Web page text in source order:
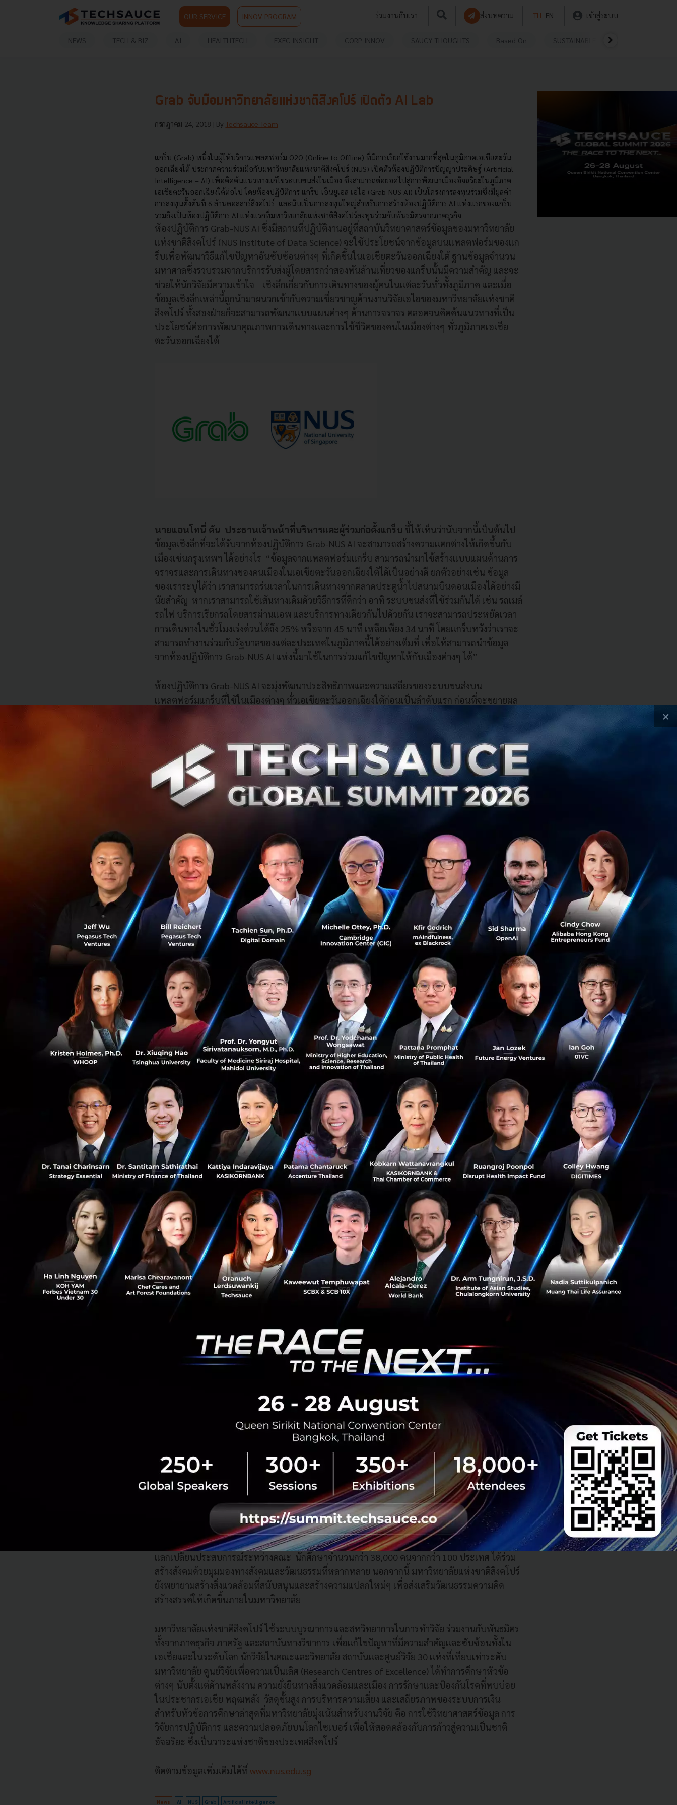
OUR SERVICE INNOV PROGRAM ร่วมงานกับเรา ส่งบทความ TH EN เข้าสู่ระบบ
NEWS TECH & BIZ AI HEALTHTECH EXEC INSIGHT CORP INNOV SAUCY THOUGHTS Based On SUSTAINABLE
0
126
Grab จับมือมหาวิทยาลัยแห่งชาติสิงคโปร์ เปิดตัว AI Lab
กรกฎาคม 24, 2018 | By Techsauce Team
แกร็บ (Grab) หนึ่งในผู้ให้บริการแพลตฟอร์ม O2O (Online to Offline) ที่มีการเรียกใช้งานมากที่สุดในภูมิภาคเอเชียตะวัน
ออกเฉียงใต้ ประกาศความร่วมมือกับมหาวิทยาลัยแห่งชาติสิงคโปร์ (NUS) เปิดตัวห้องปฏิบัติการปัญญาประดิษฐ์ (Artificial
Intelligence – AI) เพื่อคิดค้นแนวทางแก้ไขระบบขนส่งในเมือง ซึ่งสามารถต่อยอดไปสู่การพัฒนาเมืองอัจฉริยะในภูมิภาค
เอเชียตะวันออกเฉียงใต้ต่อไป โดยห้องปฏิบัติการ แกร็บ-เอ็นยูเอส เอไอ (Grab-NUS AI) เป็นโครงการลงทุนร่วมซึ่งมีมูลค่า
การลงทุนตั้งต้นที่ 6 ล้านดอลลาร์สิงคโปร์ และนับเป็นการลงทุนใหญ่สำหรับการสร้างห้องปฏิบัติการ AI แห่งแรกของแกร็บ
รวมถึงเป็นห้องปฏิบัติการ AI แห่งแรกที่มหาวิทยาลัยแห่งชาติสิงคโปร์ลงทุนร่วมกับพันธมิตรจากภาคธุรกิจ
ห้องปฏิบัติการ Grab-NUS AI ซึ่งมีสถานที่ปฏิบัติงานอยู่ที่สถาบันวิทยาศาสตร์ข้อมูลของมหาวิทยาลัย
แห่งชาติสิงคโปร์ (NUS Institute of Data Science) จะใช้ประโยชน์จากข้อมูลบนแพลตฟอร์มของแก
ร็บเพื่อพัฒนาวิธีแก้ไขปัญหาอันซับซ้อนต่างๆ ที่เกิดขึ้นในเอเชียตะวันออกเฉียงใต้ ฐานข้อมูลจำนวน
มหาศาลซึ่งรวบรวมจากบริการรับส่งผู้โดยสารกว่าสองพันล้านเที่ยวของแกร็บนั้นมีความสำคัญ และจะ
ช่วยให้นักวิจัยมีความเข้าใจ เชิงลึกเกี่ยวกับการเดินทางของผู้คนในแต่ละวันทั่วทั้งภูมิภาค และเมื่อ
ข้อมูลเชิงลึกเหล่านี้ถูกนำมาผนวกเข้ากับความเชี่ยวชาญด้านงานวิจัยเอไอของมหาวิทยาลัยแห่งชาติ
สิงคโปร์ ทั้งสองฝ่ายก็จะสามารถพัฒนาแบบแผนต่างๆ ด้านการจราจร ตลอดจนคิดค้นแนวทางที่เป็น
ประโยชน์ต่อการพัฒนาคุณภาพการเดินทางและการใช้ชีวิตของคนในเมืองต่างๆ ทั่วภูมิภาคเอเชีย
ตะวันออกเฉียงใต้
นายแอนโทนี่ ตัน ประธานเจ้าหน้าที่บริหารและผู้ร่วมก่อตั้งแกร็บ ชี้ให้เห็นว่านับจากนี้เป็นต้นไป
ข้อมูลเชิงลึกที่จะได้รับจากห้องปฏิบัติการ Grab-NUS AI จะสามารถสร้างความแตกต่างให้เกิดขึ้นกับ
เมืองเช่นกรุงเทพฯ ได้อย่างไร “ข้อมูลจากแพลตฟอร์มแกร็บ สามารถนำมาใช้สร้างแบบแผนด้านการ
จราจรและการเดินทางของคนเมืองในเอเชียตะวันออกเฉียงใต้ได้เป็นอย่างดี ยกตัวอย่างเช่น ข้อมูล
ของเราระบุได้ว่า เราสามารถร่นเวลาในการเดินทางจากตลาดประตูน้ำไปสนามบินดอนเมืองได้อย่างมี
นัยสำคัญ หากเราสามารถใช้เส้นทางเดิมด้วยวิธีการที่ดีกว่า อาทิ ระบบขนส่งที่ใช้ร่วมกันได้ เช่น รถเมล์
รถไฟ บริการเรียกรถโดยสารผ่านแอพ และบริการทางเดียวกันไปด้วยกัน เราจะสามารถประหยัดเวลา
การเดินทางในชั่วโมงเร่งด่วนได้ถึง 25% หรือจาก 45 นาที เหลือเพียง 34 นาที โดยแกร็บหวังว่าเราจะ
สามารถทำงานร่วมกับรัฐบาลของแต่ละประเทศในภูมิภาคนี้ได้อย่างเต็มที่ เพื่อให้สามารถนำข้อมูล
จากห้องปฏิบัติการ Grab-NUS AI แห่งนี้มาใช้ในการร่วมแก้ไขปัญหาให้กับเมืองต่างๆ ได้”
ห้องปฏิบัติการ Grab-NUS AI จะมุ่งพัฒนาประสิทธิภาพและความเสถียรของระบบขนส่งบน
แพลตฟอร์มแกร็บที่ใช้ในเมืองต่างๆ ทั่วเอเชียตะวันออกเฉียงใต้ก่อนเป็นลำดับแรก ก่อนที่จะขยายผล
การวิจัยไปสู่ระดับการแก้ไขปัญหาใหญ่ๆ ที่หลายเมืองในภูมิภาคเอเชียตะวันออกเฉียงใต้กำลังเผชิญ
อยู่ เช่น ปัญหาการจราจรติดขัด และคุณภาพการใช้ชีวิตของคนเมือง โดยทีมนักวิจัยประจำห้องปฏิบัติ
การ Grab-NUS AI จะสร้างแพลตฟอร์มเอไอที่ชาญฉลาดเพื่อรองรับระบบคอมพิวเตอร์ที่เรียนรู้ได้เอง
และแสดงผลการวิเคราะห์ข้อมูล จนสามารถแปลงชุดข้อมูลมหาศาลของแกร็บ พัฒนาเป็นรูปแบบการ
ใช้งานใหม่ๆ ได้ โดยห้องปฏิบัติการแห่งนี้จะช่วยให้แกร็บเข้าใจถึงความต้องการของผู้ใช้งานและ
พันธมิตรได้ดียิ่งขึ้น และสามารถนำไปสู่การคาดการณ์ความต้องการล่วงหน้าได้ในที่สุด
สิงคโปร์ มีความยินดีเป็นอย่างยิ่งที่ได้ร่วมเป็นพันธมิตรในการเปิดแล็บเอไอแห่งแรกที่มีความสำคัญ
ของแกร็บครั้งนี้ ห้องปฏิบัติการ Grab-NUS AI นับเป็นความร่วมมือที่ยอดเยี่ยม ที่จะทำให้ทีมนักวิจัย
ของมหาวิทยาลัยฯ มีโอกาสได้ทำงานใกล้ชิดกับนักวิทยาศาสตร์ด้านข้อมูลของแกร็บ เพื่อสร้างสรรค์
นวัตกรรมต่างๆ จากข้อมูลเชิงลึกที่มีความสำคัญและเกี่ยวข้องกับผู้คนในเอเชียและทั่วโลก นอกจากนี้
ทีมนักวิจัยและนักศึกษาของเราจะมีโอกาสได้สร้างผลงานที่เป็นประโยชน์ต่อชีวิตจริง ผ่านการทำวิจัย
ด้านการวิเคราะห์ผลข้อมูลและเอไออีกด้วย ในอนาคต เราหวังว่าจะสามารถพัฒนานักวิทยาศาสตร์
ข้อมูลและนักวิจัยด้านเอไอที่มีคุณภาพ เพียบพร้อมด้วยความเชี่ยวชาญและประสบการณ์ที่ดีเยี่ยม เพื่อ
สร้างประโยชน์ให้กับสิงคโปร์และประเทศอื่นๆ ต่อไป”
“แกร็บมุ่งมั่นช่วยแก้ไขปัญหาที่มีความซับซ้อนที่สุดในเอเชียตะวันออกเฉียงใต้ โดยเฉพาะปัญหา
จราจรที่ส่งผลกระทบต่อเมืองต่างๆ ที่ผ่านมาการทำงานของเราก้าวหน้าไปมาก โดยเรามุ่งพัฒนา
คุณภาพชีวิตของผู้คนผ่านข้อมูลเชิงลึกที่สุดและมากที่สุดที่ได้จากข้อมูลนับล้านที่เกี่ยวข้องกับเส้นทาง
การเดินทาง และสถานที่ที่ผู้คนสนใจ ซึ่งแล็บเอไอแห่งนี้จะสามารถใช้ประโยชน์จากความมหัศจรรย์
ของข้อมูลเหล่านี้และระบบคอมพิวเตอร์ที่เรียนรู้ได้เองของแกร็บ รวมถึงงานวิจัยและผู้เชี่ยวชาญจาก
สถาบันชั้นนำระดับโลกแห่งนี้ เพื่อสร้างเครื่องมือที่รัฐบาลของประเทศต่างๆ ทั่วเอเชียตะวันออกเฉียง
ใต้ สามารถนำไปใช้สร้างระบบขนส่งอัจฉริยะให้เกิดขึ้นในเมืองของตนได้” นายแอนโทนี่ กล่าวสรุป
นอกจากนี้ แล็บเอไอยังมีส่วนช่วยส่งเสริมศักยภาพให้กับบุคลากรที่มีความสามารถด้านเอไอของ
สิงคโปร์ ผ่านการฝึกอบรมสำหรับนักศึกษาระดับปริญญาเอกที่ลงเรียนในมหาวิทยาลัยแห่งชาติ
สิงคโปร์ ซึ่งได้รับการสนับสนุนจากคณะกรรมการพัฒนาเศรษฐกิจแห่งสิงคโปร์ (Singapore Economic
Development Board - EDB) โครงการอบรมในหลักสูตรระดับปริญญาเอกจะช่วยสร้างทักษะที่จำเป็น
ให้กับนักศึกษา อีกทั้งยังสามารถนำผลลัพธ์ไปใช้แก้ไขปัญหาต่างๆ ที่เกิดขึ้นจริงผ่านแพลตฟอร์มของ
แกร็บได้อีกด้วย
ห้องปฏิบัติการ Grab-NUS AI ตั้งอยู่ที่อาคารนวัตกรรม 4.0 ภายในวิทยาเขตเคนท์ริดจ์ มหาวิทยาลัย
แห่งชาติสิงคโปร์ ประกอบด้วยทีมนักวิจัยจำนวน 28 คน ที่จะประจำการอยู่ที่แล็บเอไอแห่งนี้ เพื่อ
ดำเนินโครงการด้าน เอไอหลายโครงการด้วยกัน
---------------------------------------------
เกี่ยวกับ แกร็บ (Grab)
แกร็บ (Grab) คือแพลตฟอร์ม O2O (Online to Offline) ที่ให้บริการอำนวยความสะดวกในชีวิตประจำ
วันของลูกค้าในการเดินทาง รับประทานอาหาร ส่งของ รวมไปถึงชำระเงินผ่านมือถือและโมบาย
วอลเล็ต ซึ่งได้รับการเรียกใช้งานมากที่สุดในภูมิภาคเอเชียตะวันออกเฉียงใต้ แกร็บ เชื่อว่าชาวเอเชีย
ตะวันออกเฉียงใต้ทุกคนควรได้รับประโยชน์จากการเข้าสู่เศรษฐกิจแบบดิจิทัล จึงได้ให้บริการที่หลาก
หลาย ซึ่งครอบคลุมการเดินทาง การรับส่งอาหาร การจัดส่งพัสดุสินค้า รวมไปถึงการชำระเงินผ่านมือ
ถือและบริการทางการเงินต่างๆ ในปัจจุบัน แกร็บให้บริการใน 8 ประเทศได้แก่ สิงคโปร์ อินโดนีเซีย
ฟิลิปปินส์ มาเลเซีย ไทย เวียดนาม เมียนมาร์ และกัมพูชา สามารถอ่านและติดตามรายละเอียดเพิ่ม
เกี่ยวกับมหาวิทยาลัยแห่งชาติสิงคโปร์ (NUS)
มหาวิทยาลัยแห่งชาติสิงคโปร์
(NUS) เป็นมหาวิทยาลัยชั้นนำระดับโลกที่ตั้งอยู่ในศูนย์กลางทวีปเอเชีย
โดยเป็นมหาวิทยาลัยสำคัญของชาติ ที่มอบวิทยาการระดับโลกในการศึกษาและการค้นคว้า โดยมุ่งเน้น
ด้านทัศนะและความเชี่ยวชาญในภูมิภาคเอเชีย
มหาวิทยาลัยแห่งชาติสิงคโปร์ประกอบด้วยสามวิทยาเขต ซึ่งมีคณะและวิทยาลัยต่างๆ รวมทั้งสิ้น 17
สาขา โดยมุ่งปฏิรูประบบการศึกษาด้วยหลักสูตรรวมวิชา ที่สร้างเสริมโดยวิชาสหวิทยาการ และการ
แลกเปลี่ยนประสบการณ์ระหว่างคณะ นักศึกษาจำนวนกว่า 38,000 คนจากกว่า 100 ประเทศ ได้ร่วม
สร้างสังคมด้วยมุมมองทางสังคมและวัฒนธรรมที่หลากหลาย นอกจากนี้ มหาวิทยาลัยแห่งชาติสิงคโปร์
ยังพยายามสร้างสิ่งแวดล้อมที่สนับสนุนและสร้างความแปลกใหม่ๆ เพื่อส่งเสริมวัฒนธรรมความคิด
สร้างสรรค์ให้เกิดขึ้นภายในมหาวิทยาลัย
มหาวิทยาลัยแห่งชาติสิงคโปร์ ใช้ระบบบูรณาการและสหวิทยาการในการทำวิจัย ร่วมงานกับพันธมิตร
ทั้งจากภาคธุรกิจ ภาครัฐ และสถาบันทางวิชาการ เพื่อแก้ไขปัญหาที่มีความสำคัญและซับซ้อนทั้งใน
เอเชียและในระดับโลก นักวิจัยในคณะและวิทยาลัย สถาบันและศูนย์วิจัย 30 แห่งที่เทียบเท่าระดับ
มหาวิทยาลัย ศูนย์วิจัยเพื่อความเป็นเลิศ (Research Centres of Excellence) ได้ทำการศึกษาหัวข้อ
ต่างๆ นับตั้งแต่ด้านพลังงาน ความยั่งยืนทางสิ่งแวดล้อมและเมือง การรักษาและป้องกันโรคที่พบบ่อย
ในประชากรเอเชีย พฤฒพลัง วัสดุขั้นสูง การบริหารความเสี่ยง และเสถียรภาพของระบบการเงิน
สำหรับหัวข้อการศึกษาล่าสุดที่มหาวิทยาลัยมุ่งเน้นสำหรับงานวิจัย คือ การใช้วิทยาศาสตร์ข้อมูล การ
วิจัยการปฏิบัติการ และความปลอดภัยบนโลกไซเบอร์ เพื่อให้สอดคล้องกับการก้าวสู่ความเป็นชาติ
อัจฉริยะ ซึ่งเป็นวาระแห่งชาติของประเทศสิงคโปร์
ติดตามข้อมูลเพิ่มเติมได้ที่ www.nus.edu.sg
News AI NUS Grab Artificial Intelligence
×